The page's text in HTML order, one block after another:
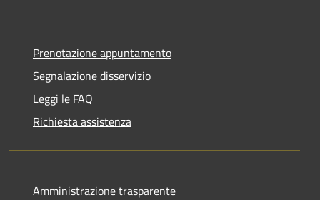
Prenotazione appuntamento
Segnalazione disservizio
Leggi le FAQ
Richiesta assistenza
Amministrazione trasparente